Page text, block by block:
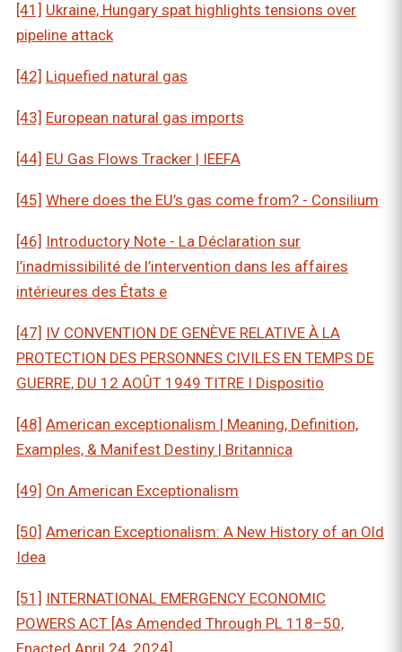
[41] Ukraine, Hungary spat highlights tensions over
pipeline attack
[42] Liquefied natural gas
[43] European natural gas imports
[44] EU Gas Flows Tracker | IEEFA
[45] Where does the EU’s gas come from? - Consilium
[46] Introductory Note - La Déclaration sur
l’inadmissibilité de l’intervention dans les affaires
intérieures des États e
[47] IV CONVENTION DE GENÈVE RELATIVE À LA
PROTECTION DES PERSONNES CIVILES EN TEMPS DE
GUERRE, DU 12 AOÛT 1949 TITRE I Dispositio
[48] American exceptionalism | Meaning, Definition,
Examples, & Manifest Destiny | Britannica
[49] On American Exceptionalism
[50] American Exceptionalism: A New History of an Old
Idea
[51] INTERNATIONAL EMERGENCY ECONOMIC
POWERS ACT [As Amended Through PL 118–50,
Enacted April 24, 2024]